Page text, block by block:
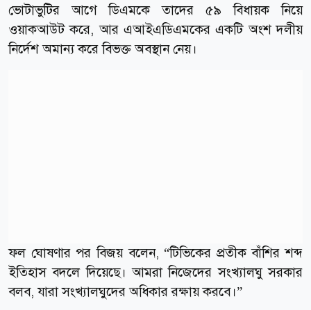
ভোটাভুটির আগে ডিএমকে তাদের ৫৯ বিধায়ক নিয়ে
ওয়াকআউট করে, আর এআইএডিএমকের একটি অংশ দলীয়
নির্দেশ অমান্য করে বিভক্ত অবস্থান নেয়।
ফল ঘোষণার পর বিজয় বলেন, “টিভিকের প্রতীক বাঁশির শব্দ
ইতিহাস বদলে দিয়েছে। আমরা নিজেদের সংখ্যালঘু সরকার
বলব, যারা সংখ্যালঘুদের অধিকার রক্ষায় করবে।”